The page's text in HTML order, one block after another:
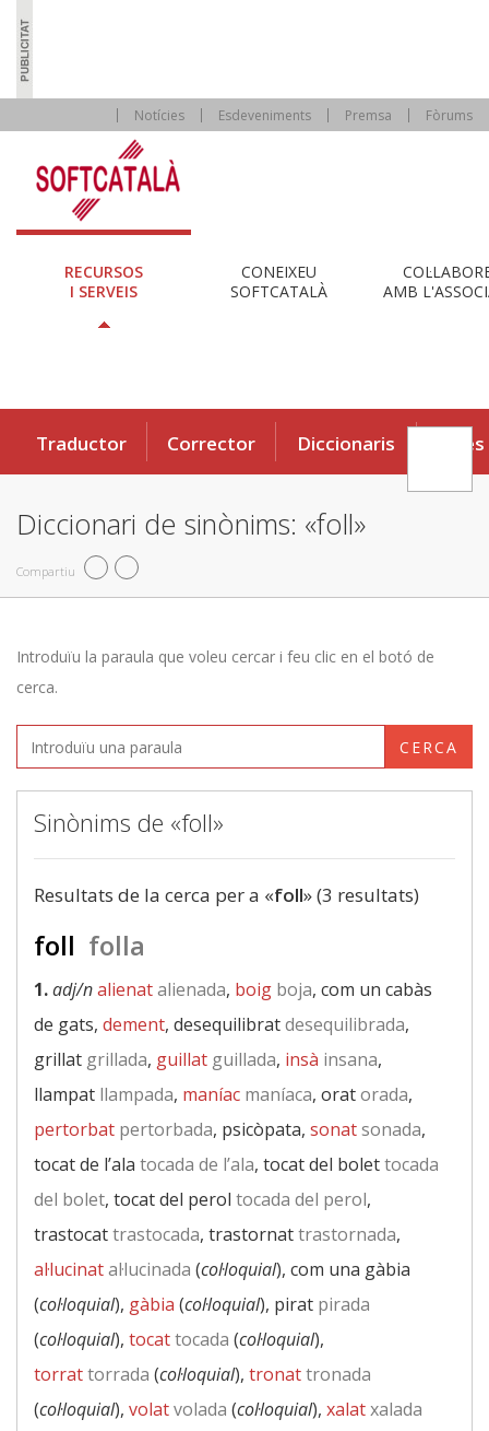
Notícies Esdeveniments Premsa Fòrums
RECURSOS
I SERVEIS
CONEIXEU
SOFTCATALÀ
AMB
Traductor Corrector Diccionaris Eines
Diccionari de sinònims: «foll»
Compartiu
Introduïu la paraula que voleu cercar i feu clic en el botó de
cerca.
CERCA
Sinònims de «foll»
Resultats de la cerca per a «foll» (3 resultats)
foll folla
1.adj/nalienatalienada, boig boja, com un cabàs
de gats, dement, desequilibratdesequilibrada,
grillat grillada, guillat guillada, insà insana,
llampat llampada, maníac maníaca, oratorada,
pertorbat pertorbada, psicòpata, sonatsonada,
tocat de l’ala tocada de l’ala, tocat del bolettocada
del bolet, tocat del perol tocada del perol,
trastocattrastocada, trastornattrastornada,
al·lucinatal·lucinada (col·loquial), com una gàbia
(col·loquial), gàbia (col·loquial), pirat pirada
(col·loquial), tocattocada (col·loquial),
torrattorrada (col·loquial), tronattronada
(col·loquial), volatvolada (col·loquial), xalatxalada